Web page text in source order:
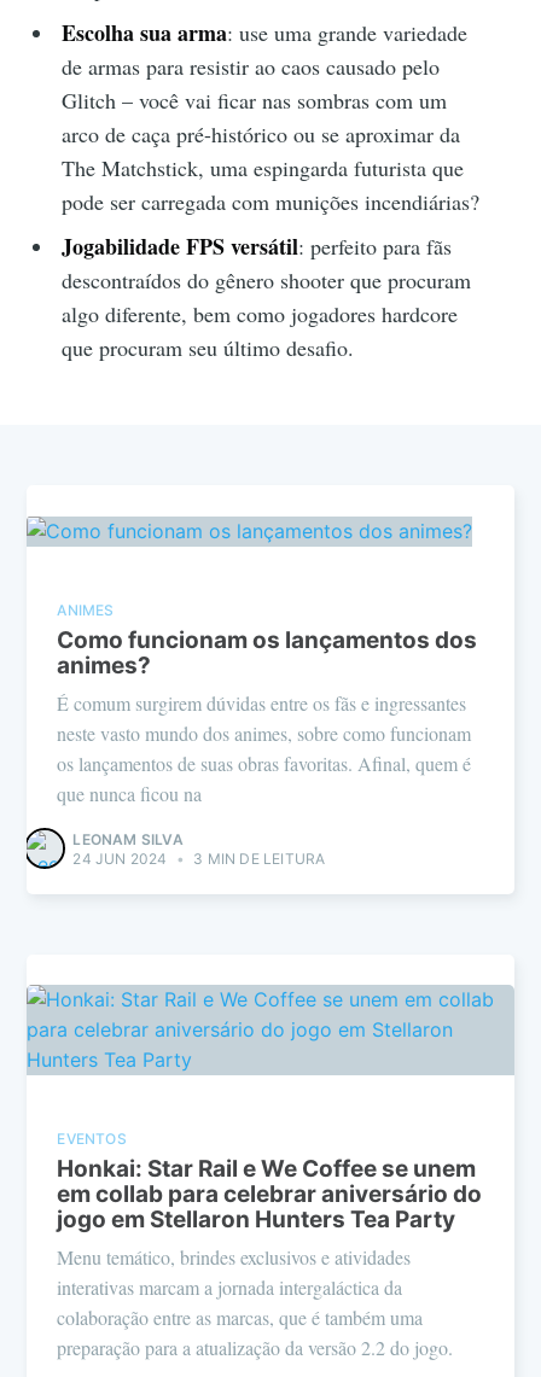
Escolha sua arma: use uma grande variedade
de armas para resistir ao caos causado pelo
Glitch – você vai ficar nas sombras com um
arco de caça pré-histórico ou se aproximar da
The Matchstick, uma espingarda futurista que
pode ser carregada com munições incendiárias?
Jogabilidade FPS versátil: perfeito para fãs
descontraídos do gênero shooter que procuram
algo diferente, bem como jogadores hardcore
que procuram seu último desafio.
ANIMES
Como funcionam os lançamentos dos
animes?
É comum surgirem dúvidas entre os fãs e ingressantes
neste vasto mundo dos animes, sobre como funcionam
os lançamentos de suas obras favoritas. Afinal, quem é
que nunca ficou na
LEONAM SILVA
24 JUN 2024
• 3 MIN DE LEITURA
EVENTOS
Honkai: Star Rail e We Coffee se unem
em collab para celebrar aniversário do
jogo em Stellaron Hunters Tea Party
Menu temático, brindes exclusivos e atividades
interativas marcam a jornada intergaláctica da
colaboração entre as marcas, que é também uma
preparação para a atualização da versão 2.2 do jogo.